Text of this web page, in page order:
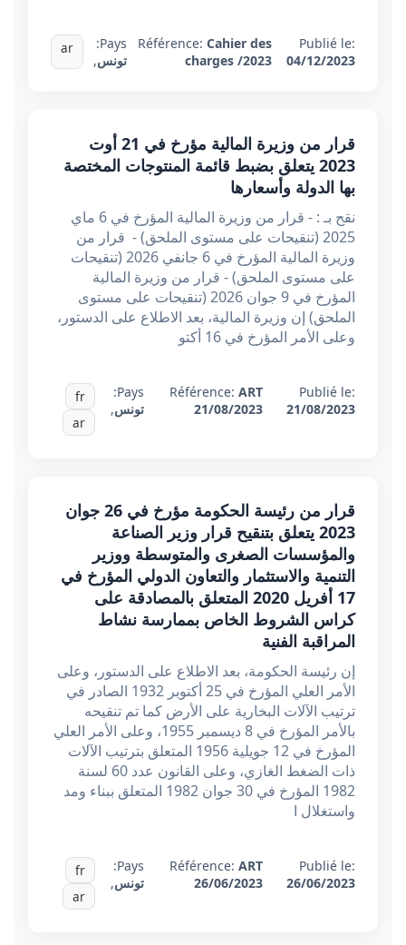
Publié le:
04/12/2023
Référence:Cahier des
charges /2023
Pays:
تونس,
ar
قرار من وزيرة المالية مؤرخ في 21 أوت
2023 يتعلق بضبط قائمة المنتوجات المختصة
بها الدولة وأسعارها
نقح بـ : - قرار من وزيرة المالية المؤرخ في 6 ماي
2025 (تنقيحات على مستوى الملحق) - قرار من
وزيرة المالية المؤرخ في 6 جانفي 2026 (تنقيحات
على مستوى الملحق) - قرار من وزيرة المالية
المؤرخ في 9 جوان 2026 (تنقيحات على مستوى
الملحق) إن وزيرة المالية، بعد الاطلاع على الدستور،
وعلى الأمر المؤرخ في 16 أكتو
Publié le:
21/08/2023
Référence:ART
21/08/2023
Pays:
تونس,
fr
ar
قرار من رئيسة الحكومة مؤرخ في 26 جوان
2023 يتعلق بتنقيح قرار وزير الصناعة
والمؤسسات الصغرى والمتوسطة ووزير
التنمية والاستثمار والتعاون الدولي المؤرخ في
17 أفريل 2020 المتعلق بالمصادقة على
كراس الشروط الخاص بممارسة نشاط
المراقبة الفنية
إن رئيسة الحكومة، بعد الاطلاع على الدستور، وعلى
الأمر العلي المؤرخ في 25 أكتوبر 1932 الصادر في
ترتيب الآلات البخارية على الأرض كما تم تنقيحه
بالأمر المؤرخ في 8 ديسمبر 1955، وعلى الأمر العلي
المؤرخ في 12 جويلية 1956 المتعلق بترتيب الآلات
ذات الضغط الغازي، وعلى القانون عدد 60 لسنة
1982 المؤرخ في 30 جوان 1982 المتعلق ببناء ومد
واستغلال ا
Publié le:
26/06/2023
Référence:ART
26/06/2023
Pays:
تونس,
fr
ar